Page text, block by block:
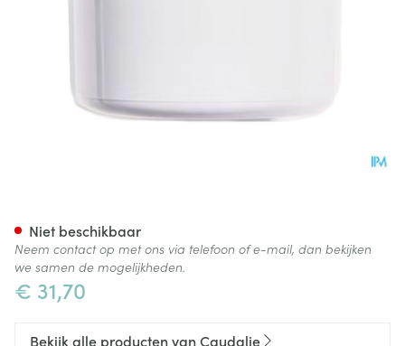
€ 31,70
Niet beschikbaar
Neem contact op met ons via telefoon of e-mail, dan bekijken
we samen de mogelijkheden.
Bekijk alle producten van Caudalie